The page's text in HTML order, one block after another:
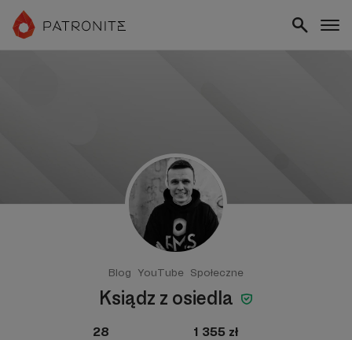
Blog YouTube Społeczne
Ksiądz z osiedla
28
1 355 zł